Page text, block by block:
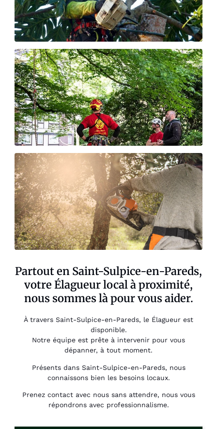
Partout en Saint-Sulpice-en-Pareds,
votre Élagueur local à proximité,
nous sommes là pour vous aider.
À travers Saint-Sulpice-en-Pareds, le Élagueur est
disponible.
Notre équipe est prête à intervenir pour vous
dépanner, à tout moment.
Présents dans Saint-Sulpice-en-Pareds, nous
connaissons bien les besoins locaux.
Prenez contact avec nous sans attendre, nous vous
répondrons avec professionnalisme.